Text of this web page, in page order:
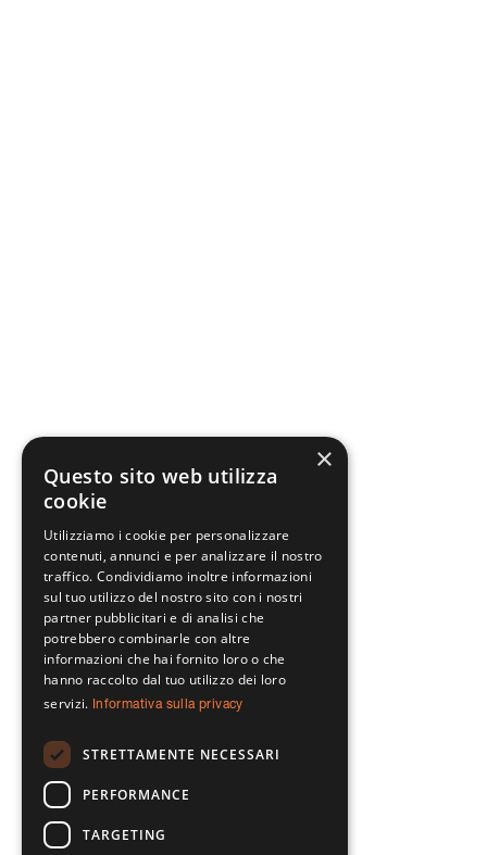
×
Questo sito web utilizza
cookie
Utilizziamo i cookie per personalizzare
contenuti, annunci e per analizzare il nostro
traffico. Condividiamo inoltre informazioni
sul tuo utilizzo del nostro sito con i nostri
partner pubblicitari e di analisi che
potrebbero combinarle con altre
informazioni che hai fornito loro o che
hanno raccolto dal tuo utilizzo dei loro
servizi. Informativa sulla privacy
STRETTAMENTE NECESSARI
PERFORMANCE
TARGETING